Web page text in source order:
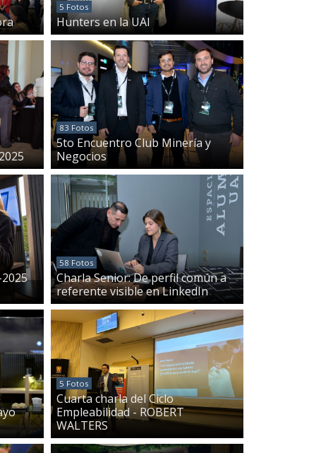
5 Fotos
Hunters en la UAI
83 Fotos
5to Encuentro Club Minería y
Negocios
58 Fotos
Charla Senior: De perfil común a
referente visible en LinkedIn
5 Fotos
Cuarta charla del Ciclo
Empleabilidad - ROBERT
WALTERS